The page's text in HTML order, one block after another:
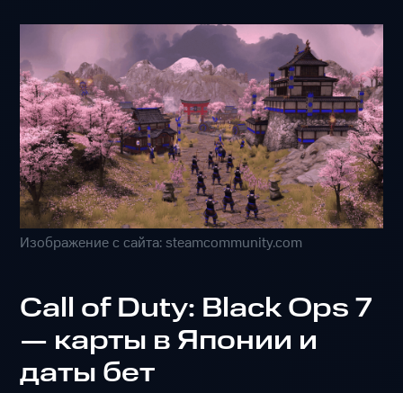
Изображение с сайта: steamcommunity.com
Call of Duty: Black Ops 7
— карты в Японии и
даты бет